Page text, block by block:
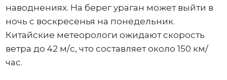
наводнениях. На берег ураган может выйти в
ночь с воскресенья на понедельник.
Китайские метеорологи ожидают скорость
ветра до 42 м/с, что составляет около 150 км/
час.